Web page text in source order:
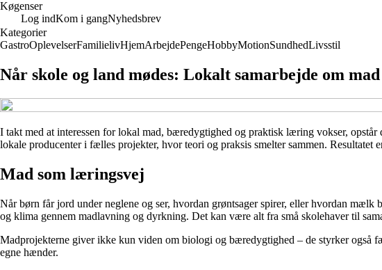
Køgenser
Log indKom i gangNyhedsbrev
Kategorier
GastroOplevelserFamilielivHjemArbejdePengeHobbyMotionSundhedLivsstil
Når skole og land mødes: Lokalt samarbejde om
I takt med at interessen for lokal mad, bæredygtighed og praktisk læring vokser,
lokale producenter i fælles projekter, hvor teori og praksis smelter sammen. Resultatet
Mad som læringsvej
Når børn får jord under neglene og ser, hvordan grøntsager spirer, eller hvordan
og klima gennem madlavning og dyrkning. Det kan være alt fra små skolehaver til
Madprojekterne giver ikke kun viden om biologi og bæredygtighed – de styrker også
egne hænder.